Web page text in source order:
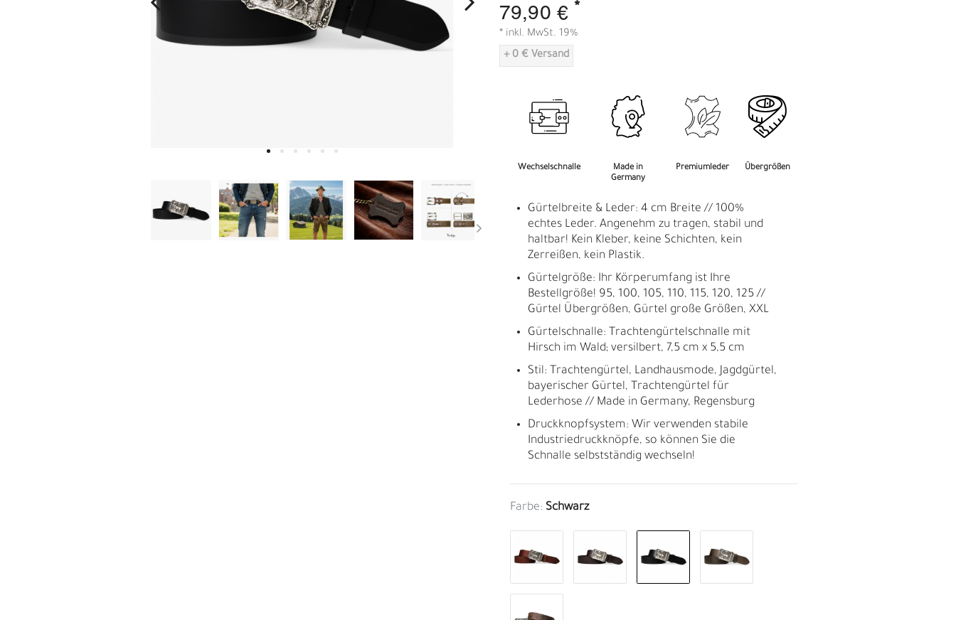
A
79,90 € *
* inkl. MwSt. 19%
+ 0 € Versand
Wechselschnalle
Made in
Germany
Premiumleder Übergrößen
Gürtelbreite & Leder: 4 cm Breite // 100%
echtes Leder. Angenehm zu tragen, stabil und
haltbar! Kein Kleber, keine Schichten, kein
Zerreißen, kein Plastik.
Gürtelgröße: Ihr Körperumfang ist Ihre
Bestellgröße! 95, 100, 105, 110, 115, 120, 125 //
Gürtel Übergrößen, Gürtel große Größen, XXL
Gürtelschnalle: Trachtengürtelschnalle mit
Hirsch im Wald; versilbert, 7,5 cm x 5,5 cm
Stil: Trachtengürtel, Landhausmode, Jagdgürtel,
bayerischer Gürtel, Trachtengürtel für
Lederhose // Made in Germany, Regensburg
Druckknopfsystem: Wir verwenden stabile
Industriedruckknöpfe, so können Sie die
Schnalle selbstständig wechseln!
Farbe: Schwarz